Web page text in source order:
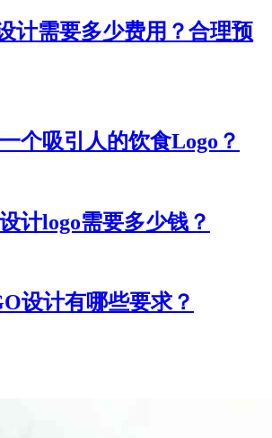
计需要多少费用？合理预
个吸引人的饮食Logo？
计logo需要多少钱？
设计有哪些要求？